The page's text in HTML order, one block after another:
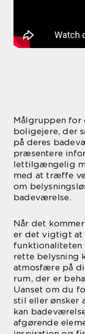
Målgruppen for
boligejere, der
på deres
præsentere
lettilgængelig
med at træffe
om
badeværelse.
Når det
er det vigtigt at
funktionaliteten
rette belysning
atmosfære på
rum, der er
Uanset om du
stil eller ønsker
kan
afgørende